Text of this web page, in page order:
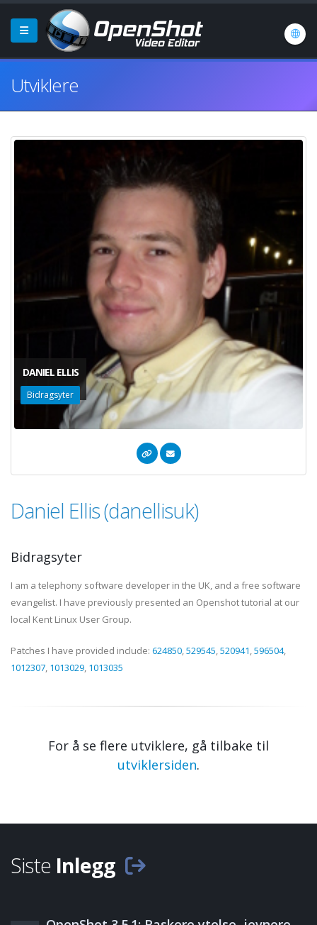
Utviklere
DANIEL ELLIS
Bidragsyter
Daniel Ellis (danellisuk)
Bidragsyter
I am a telephony software developer in the UK, and a free software
evangelist. I have previously presented an Openshot tutorial at our
local Kent Linux User Group.
Patches I have provided include: 624850,529545,520941,596504,
1012307, 1013029, 1013035
For å se flere utviklere, gå tilbake til
utviklersiden.
Siste Inlegg